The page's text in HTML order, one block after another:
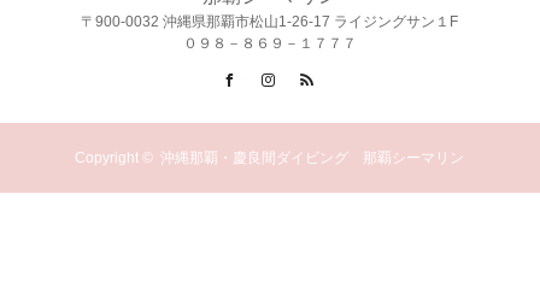
〒900-0032 沖縄県那覇市松山1-26-17 ライジングサン１F
０９８－８６９－１７７７
FacebookInstagram
Copyright ©沖縄那覇・慶良間ダイビング 那覇シーマリン